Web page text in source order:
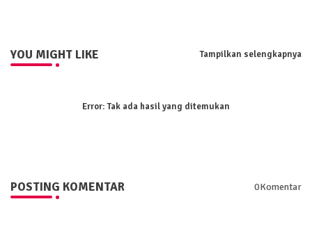
YOU MIGHT LIKE Tampilkan selengkapnya
Error:Tak ada hasil yang ditemukan
POSTING KOMENTAR 0Komentar